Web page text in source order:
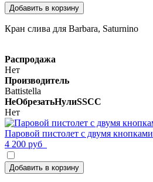
Добавить в корзину
Кран слива для Barbara, Saturnino
Распродажа
Нет
Производитель
Battistella
НеОбрезатьНулиSSCC
Нет
Паровой пистолет с двумя кнопками
4 200 руб
Добавить в корзину